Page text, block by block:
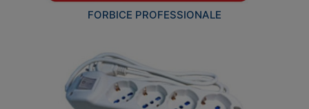
FORBICE PROFESSIONALE